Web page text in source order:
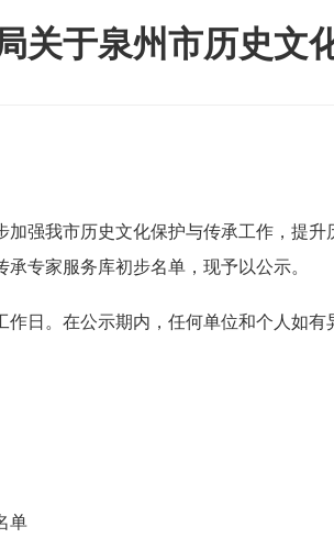
关于泉州市历史文
我市历史文化保护与传承工作，提升
专家服务库初步名单，现予以公示。
日。在公示期内，任何单位和个人如有
单